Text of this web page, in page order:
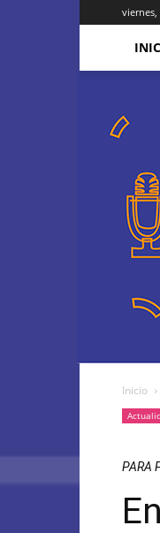
viernes,
Inicio
PARA